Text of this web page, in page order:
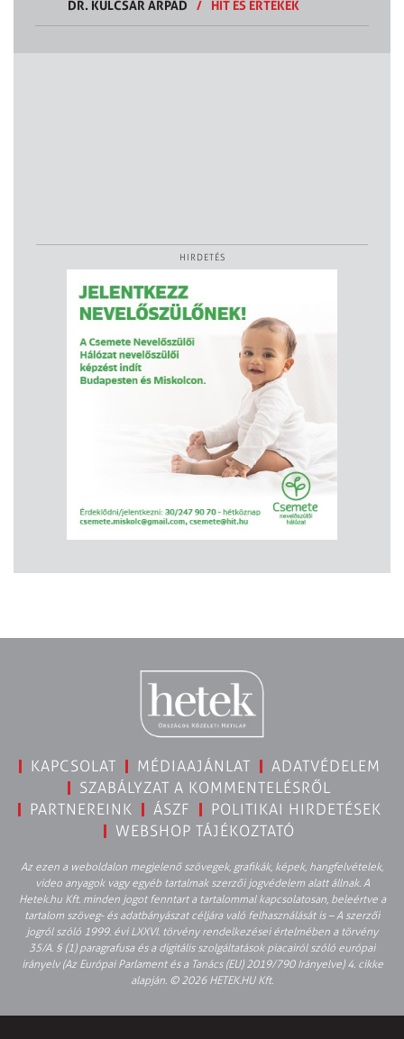
DR. KULCSÁR ÁRPÁD
/ HIT ÉS ÉRTÉKEK
HIRDETÉS
KAPCSOLAT MÉDIAAJÁNLAT
ADATVÉDELEM
SZABÁLYZAT A KOMMENTELÉSRŐL
PARTNEREINK
ÁSZF
POLITIKAI HIRDETÉSEK
WEBSHOP TÁJÉKOZTATÓ
Az ezen a weboldalon megjelenő szövegek, grafikák, képek, hangfelvételek,
video anyagok vagy egyéb tartalmak szerzői jogvédelem alatt állnak. A
Hetek.hu Kft. minden jogot fenntart a tartalommal kapcsolatosan, beleértve a
tartalom szöveg- és adatbányászat céljára való felhasználását is – A szerzői
jogról szóló 1999. évi LXXVI. törvény rendelkezései értelmében a törvény
35/A. § (1) paragrafusa és a digitális szolgáltatások piacairól szóló európai
irányelv (Az Európai Parlament és a Tanács (EU) 2019/790 Irányelve) 4. cikke
alapján. © 2026 HETEK.HU Kft.